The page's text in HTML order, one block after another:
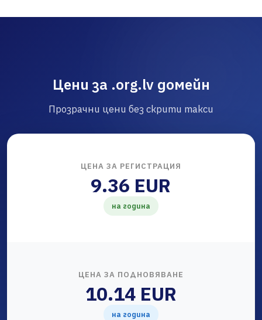
Цени за .org.lv домейн
Прозрачни цени без скрити такси
ЦЕНА ЗА РЕГИСТРАЦИЯ
9.36 EUR
на година
ЦЕНА ЗА ПОДНОВЯВАНЕ
10.14 EUR
на година